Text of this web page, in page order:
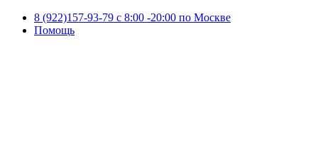
8 (922)157-93-79 c 8:00 -20:00 по Москве
Помощь